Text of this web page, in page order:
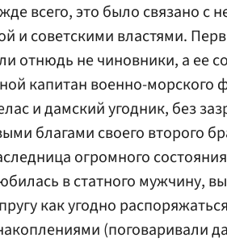
всего, это было связано с
и советскими властями.
отнюдь не чиновники, а ее
капитан военно-морского
и дамский угодник, без
благами своего второго
огромного
в статного мужчину,
как угодно распоряжаться
(поговаривали